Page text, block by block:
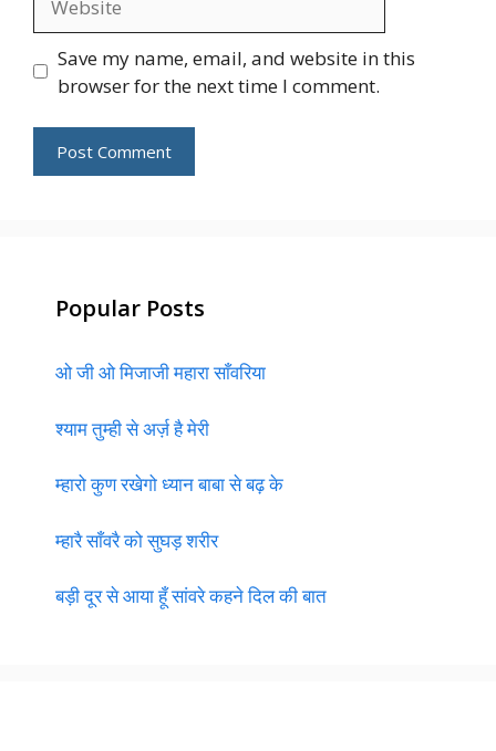
Save my name, email, and website in this
browser for the next time I comment.
Popular Posts
ओ जी ओ मिजाजी महारा साँवरिया
श्याम तुम्ही से अर्ज़ है मेरी
म्हारो कुण रखेगो ध्यान बाबा से बढ़ के
म्हारै साँवरै को सुघड़ शरीर
बड़ी दूर से आया हूँ सांवरे कहने दिल की बात